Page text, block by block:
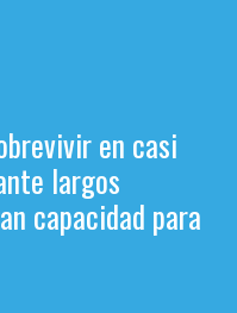
en casi
largos
capacidad para